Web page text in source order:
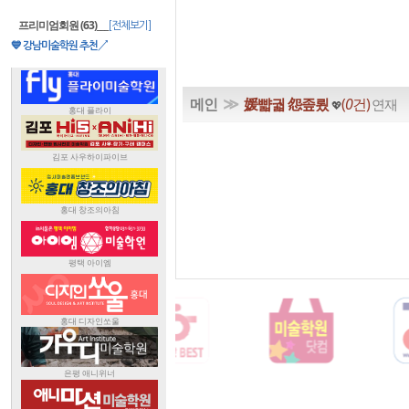
프리미엄회원 (63)___
[전체보기]
💙 강남미술학원 추천↗
메인 ≫ 媛뺣궓 怨좊룄💖(0건)연재